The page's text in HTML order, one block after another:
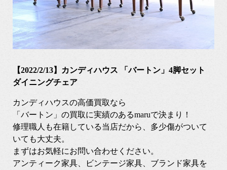
【2022/2/13】カンディハウス 「バートン」4脚セット
ダイニングチェア
カンディハウスの高価買取なら
「バートン」の買取に実績のあるmaruで決まり！
修理職人も在籍している当店だから、多少傷がついて
いても大丈夫。
まずはお気軽にお問い合わせください。
アンティーク家具、ビンテージ家具、ブランド家具を